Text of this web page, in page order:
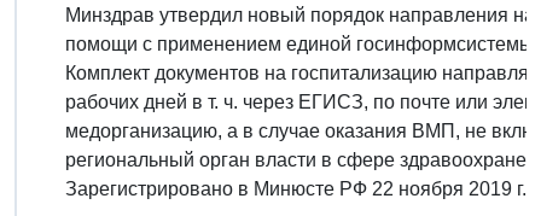
Минздрав утвердил новый порядок направления
помощи с применением единой
Комплект документов на госпитализацию
рабочих дней в т. ч. через ЕГИСЗ, по почте или
медорганизацию, а в случае оказания ВМП, не
региональный орган власти в сфере
Зарегистрировано в Минюсте РФ 22 ноября 2019 г.